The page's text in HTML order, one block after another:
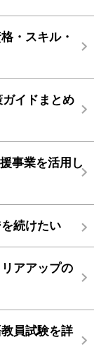
・スキル・
ガイドまとめ
事業を活用し
続けたい
アアップの
員試験を詳